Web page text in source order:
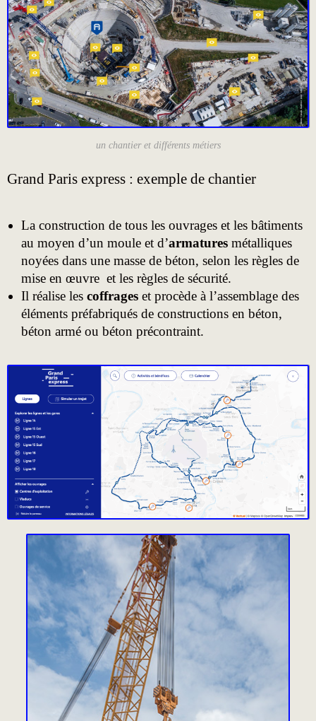
un chantier et différents métiers
Grand Paris express : exemple de chantier
La construction de tous les ouvrages et les bâtiments
au moyen d’un moule et d’armatures métalliques
noyées dans une masse de béton, selon les règles de
mise en œuvre et les règles de sécurité.
Il réalise les coffrages et procède à l’assemblage des
éléments préfabriqués de constructions en béton,
béton armé ou béton précontraint.